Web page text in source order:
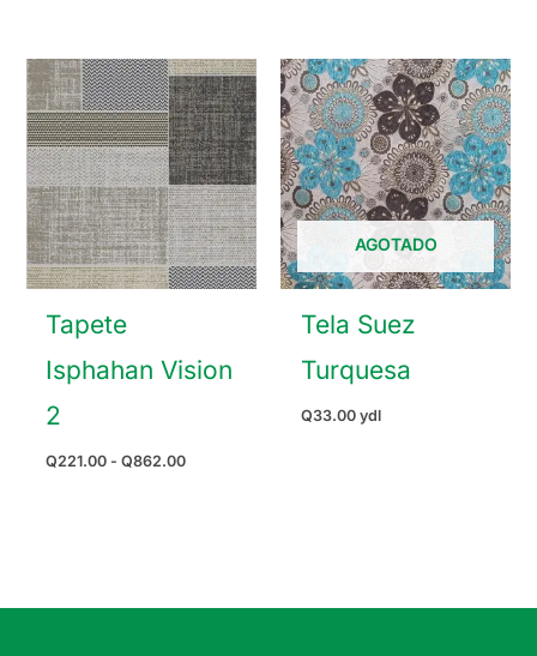
hasta
Q1,615.00
hasta
Q755.00
Tapete
Isphahan Vision
2
Q221.00 - Q862.00Rango
AGOTADO
Tela Suez
Turquesa
Q33.00 ydl